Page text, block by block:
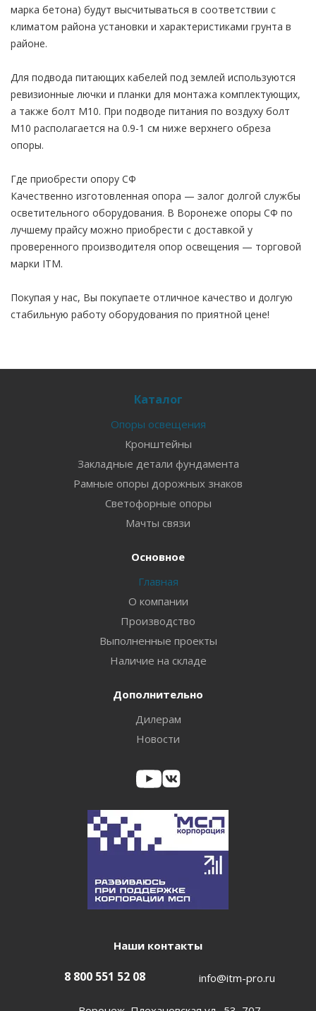
марка бетона) будут высчитываться в соответствии с
климатом района установки и характеристиками грунта в
районе.
Для подвода питающих кабелей под землей используются
ревизионные лючки и планки для монтажа комплектующих,
а также болт М10. При подводе питания по воздуху болт
М10 располагается на 0.9-1 см ниже верхнего обреза
опоры.
Где приобрести опору СФ
Качественно изготовленная опора — залог долгой службы
осветительного оборудования. В Воронеже опоры СФ по
лучшему прайсу можно приобрести с доставкой у
проверенного производителя опор освещения — торговой
марки ITM.
Покупая у нас, Вы покупаете отличное качество и долгую
стабильную работу оборудования по приятной цене!
Каталог
Опоры освещения
Кронштейны
Закладные детали фундамента
Рамные опоры дорожных знаков
Светофорные опоры
Мачты связи
Основное
Главная
О компании
Производство
Выполненные проекты
Наличие на складе
Дополнительно
Дилерам
Новости
Наши контакты
8 800 551 52 08 info@itm-pro.ru